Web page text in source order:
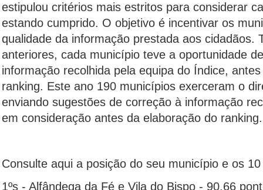
estipulou critérios mais estritos para considerar
estando cumprido. O objetivo é incentivar os
qualidade da informação prestada aos cidadãos.
anteriores, cada município teve a oportunidade
informação recolhida pela equipa do Índice,
ranking. Este ano 190 municípios exerceram o
enviando sugestões de correção à informação
em consideração antes da elaboração do ranking.
Consulte aqui a posição do seu município e os
1ºs - Alfândega da Fé e Vila do Bispo - 90,66